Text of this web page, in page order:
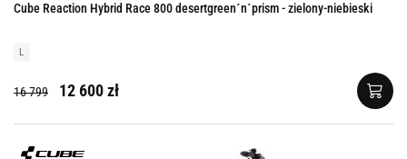
Cube Reaction Hybrid Race 800 desertgreen´n´prism - zielony-niebieski
L
16 799 12 600 zł